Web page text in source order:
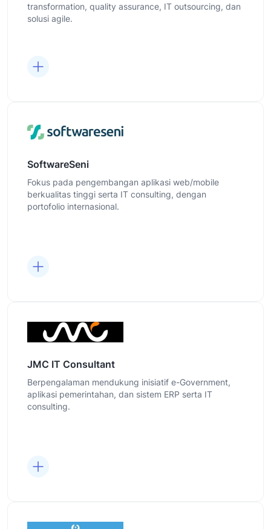
transformation, quality assurance, IT outsourcing, dan
solusi agile.
SoftwareSeni
Fokus pada pengembangan aplikasi web/mobile
berkualitas tinggi serta IT consulting, dengan
portofolio internasional.
JMC IT Consultant
Berpengalaman mendukung inisiatif e-Government,
aplikasi pemerintahan, dan sistem ERP serta IT
consulting.